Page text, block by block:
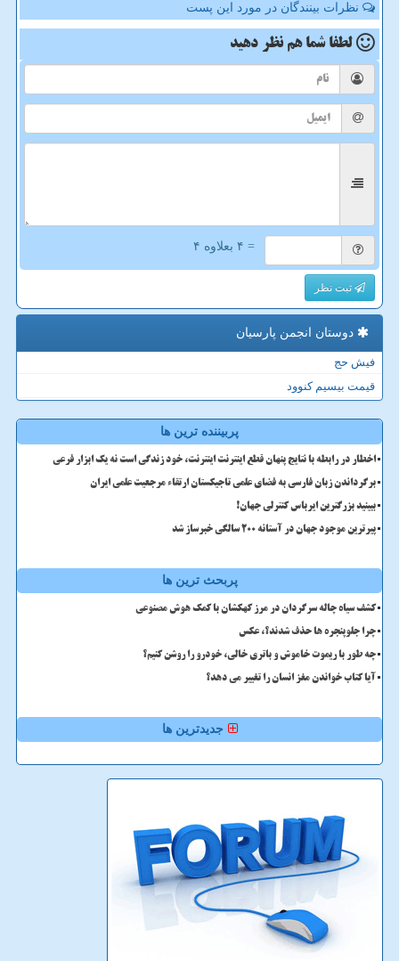
نظرات بینندگان در مورد این پست
لطفا شما هم نظر دهید
= ۴ بعلاوه ۴
ثبت نظر
دوستان انجمن پارسیان
فیش حج
قیمت بیسیم کنوود
پربیننده ترین ها
اخطار در رابطه با نتایج پنهان قطع اینترنت اینترنت، خود زندگی است نه یک ابزار فرعی
برگرداندن زبان فارسی به فضای علمی تاجیکستان ارتقاء مرجعیت علمی ایران
ببینید بزرگترین ایرباس کنترلی جهان!
پیرترین موجود جهان در آستانه ۲۰۰ سالگی خبرساز شد
پربحث ترین ها
کشف سیاه چاله سرگردان در مرز کهکشان با کمک هوش مصنوعی
چرا جلوپنجره ها حذف شدند؟، عکس
چه طور با ریموت خاموش و باتری خالی، خودرو را روشن کنیم؟
آیا کتاب خواندن مغز انسان را تغییر می دهد؟
جدیدترین ها